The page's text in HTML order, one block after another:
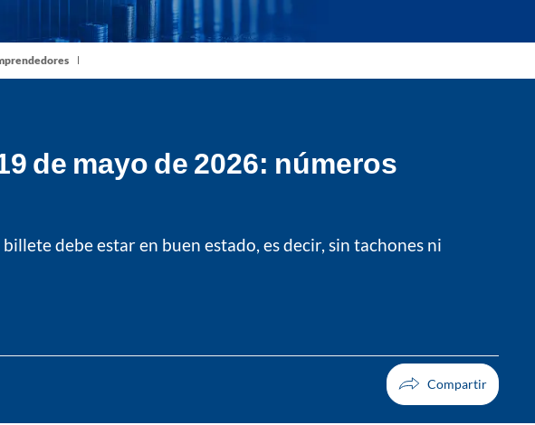
de mayo de 2026: números
debe estar en buen estado, es decir, sin tachones ni